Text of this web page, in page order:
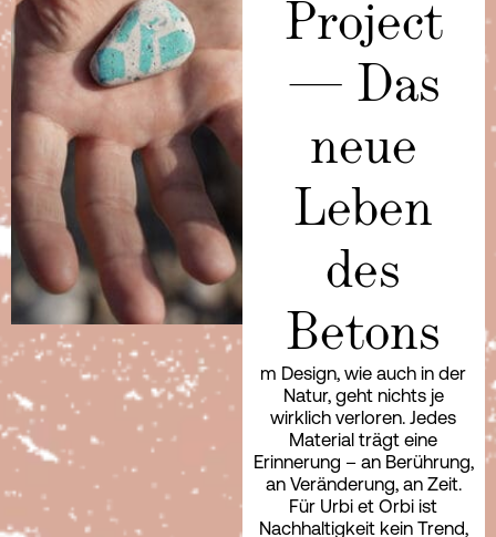
Project
— Das
neue
Leben
des
Betons
m Design, wie auch in der
Natur, geht nichts je
wirklich verloren. Jedes
Material trägt eine
Erinnerung – an Berührung,
an Veränderung, an Zeit.
Für Urbi et Orbi ist
Nachhaltigkeit kein Trend,